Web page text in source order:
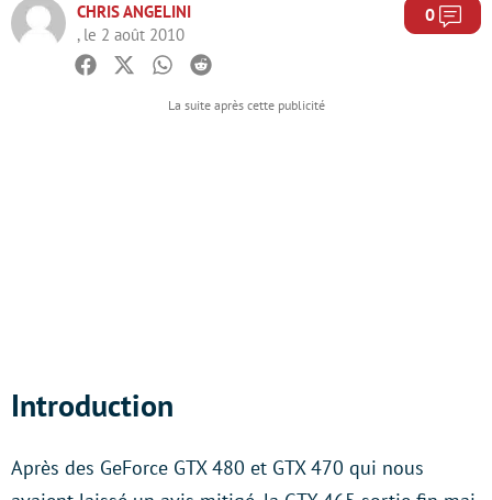
CHRIS ANGELINI
, le 2 août 2010
0
Facebook
TwitterWhatsapp
Reddit
Introduction
Après des GeForce GTX 480 et GTX 470 qui nous